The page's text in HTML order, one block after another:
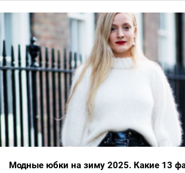
Модные юбки на зиму 2025. Какие 13